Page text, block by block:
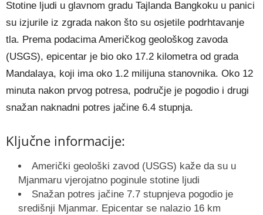
Stotine ljudi u glavnom gradu Tajlanda Bangkoku u panici
su izjurile iz zgrada nakon što su osjetile podrhtavanje
tla. Prema podacima Američkog geološkog zavoda
(USGS), epicentar je bio oko 17.2 kilometra od grada
Mandalaya, koji ima oko 1.2 milijuna stanovnika. Oko 12
minuta nakon prvog potresa, područje je pogodio i drugi
snažan naknadni potres jačine 6.4 stupnja.
Ključne informacije:
Američki geološki zavod (USGS) kaže da su u
Mjanmaru vjerojatno poginule stotine ljudi
Snažan potres jačine 7.7 stupnjeva pogodio je
središnji Mjanmar. Epicentar se nalazio 16 km